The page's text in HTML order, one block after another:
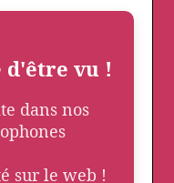
vu !
dans nos
sur le web !